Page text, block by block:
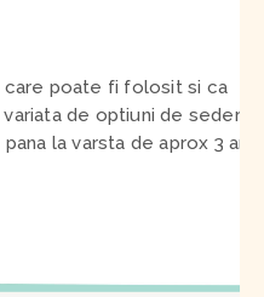
care poate fi folosit si ca
de optiuni de sedere
la varsta de aprox 3 ani